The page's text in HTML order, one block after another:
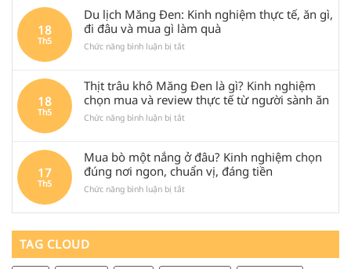
gì?
Review
một
Đen
chuẩn
khi
ghé
Quảng
Ngãi
Quảng
Ngãi:
Vì
sao
nắng
Măng
lại
săn
tìm
nhiều
đến
18
Th5
Du lịch Măng Đen: Kinh nghiệm thực tế, ăn gì,
đi đâu và mua gì làm quà
Chức năng bình luận bị tắtở
Măng
Đen:
Kinh
nghiệm
ăn
gì,
đâu
gì
quà
18
Th5
Thịt trâu khô Măng Đen là gì? Kinh nghiệm
chọn mua và review thực tế từ người sành ăn
Chức năng bình luận bị tắtở
khô
Măng
Đen
là
Kinh
nghiệm
17
Th5
Mua bò một nắng ở đâu? Kinh nghiệm chọn
đúng nơi ngon, chuẩn vị, đáng tiền
Chức năng bình luận bị tắtở
bò
TAG CLOUD